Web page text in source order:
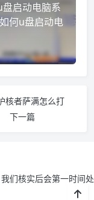
启动电脑系
何u盘启动电
核者萨满怎么打
下一篇
们核实后会第一时间处